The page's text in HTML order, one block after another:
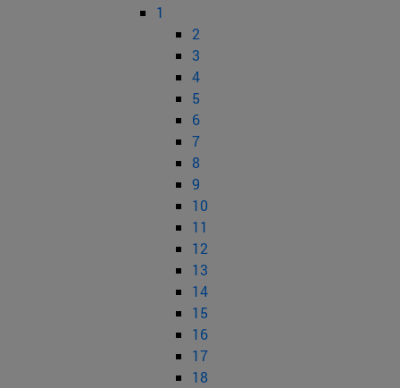
1
2
3
4
5
6
7
8
9
10
11
12
13
14
15
16
17
18